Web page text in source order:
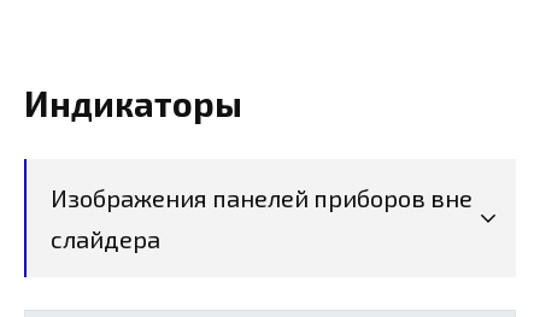
Индикаторы
Изображения панелей приборов вне
слайдера